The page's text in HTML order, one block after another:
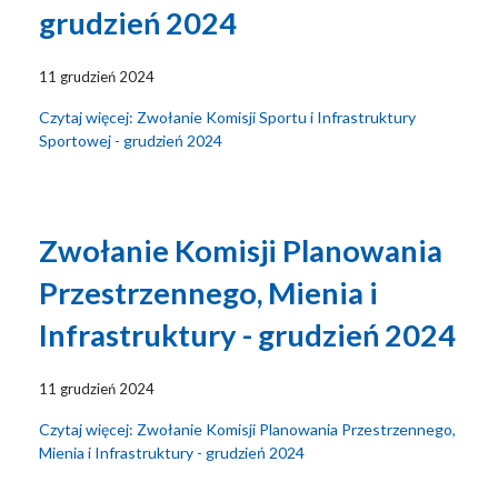
grudzień 2024
11 grudzień 2024
Czytaj więcej: Zwołanie Komisji Sportu i Infrastruktury
Sportowej - grudzień 2024
Zwołanie Komisji Planowania
Przestrzennego, Mienia i
Infrastruktury - grudzień 2024
11 grudzień 2024
Czytaj więcej: Zwołanie Komisji Planowania Przestrzennego,
Mienia i Infrastruktury - grudzień 2024